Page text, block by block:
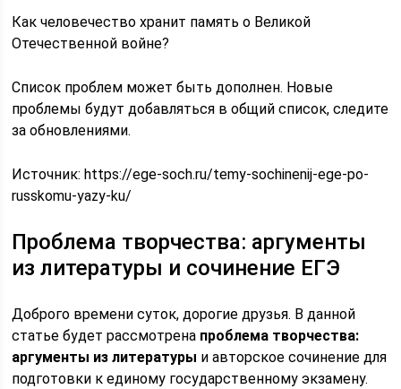
Как человечество хранит память о Великой
Отечественной войне?
Список проблем может быть дополнен. Новые
проблемы будут добавляться в общий список, следите
за обновлениями.
Источник:https://ege-soch.ru/temy-sochinenij-ege-po-
russkomu-yazy-ku/
Проблема творчества: аргументы
из литературы и сочинение ЕГЭ
Доброго времени суток, дорогие друзья. В данной
статье будет рассмотрена проблема творчества:
аргументы из литературы и авторское сочинение для
подготовки к единому государственному экзамену.